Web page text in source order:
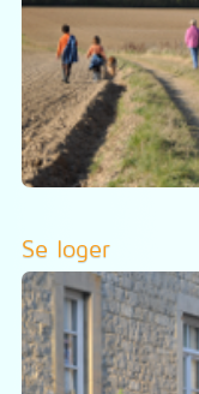
Se loger